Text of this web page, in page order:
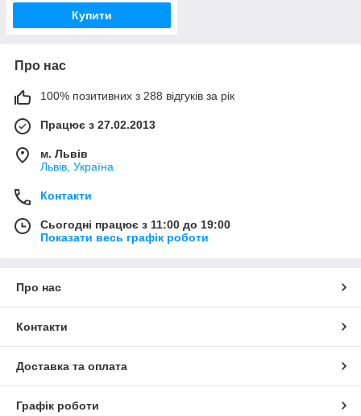
Купити
Про нас
100% позитивних з 288 відгуків за рік
Працює з 27.02.2013
м. Львів
Львів, Україна
Контакти
Сьогодні працює з 11:00 до 19:00
Показати весь графік роботи
Про нас
Контакти
Доставка та оплата
Графік роботи